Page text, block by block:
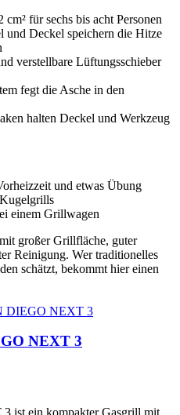
für sechs bis acht Personen
und Deckel speichern die Hitze
verstellbare Lüftungsschieber
fegt die Asche in den
halten Deckel und Werkzeug
und etwas Übung
einem Grillwagen
großer Grillfläche, guter
Reinigung. Wer traditionelles
schätzt, bekommt hier einen
NEXT 3
ist ein kompakter Gasgrill mit